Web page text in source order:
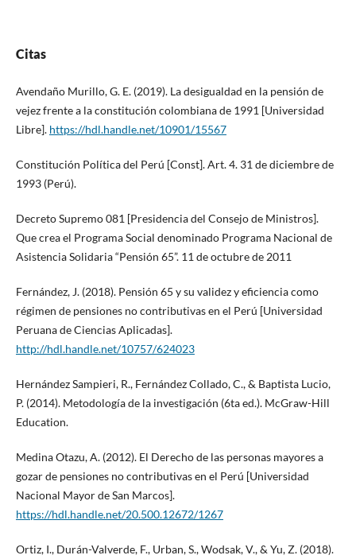
Citas
Avendaño Murillo, G. E. (2019). La desigualdad en la pensión de
vejez frente a la constitución colombiana de 1991 [Universidad
Libre]. https://hdl.handle.net/10901/15567
Constitución Política del Perú [Const]. Art. 4. 31 de diciembre de
1993 (Perú).
Decreto Supremo 081 [Presidencia del Consejo de Ministros].
Que crea el Programa Social denominado Programa Nacional de
Asistencia Solidaria “Pensión 65”. 11 de octubre de 2011
Fernández, J. (2018). Pensión 65 y su validez y eficiencia como
régimen de pensiones no contributivas en el Perú [Universidad
Peruana de Ciencias Aplicadas].
http://hdl.handle.net/10757/624023
Hernández Sampieri, R., Fernández Collado, C., & Baptista Lucio,
P. (2014). Metodología de la investigación (6ta ed.). McGraw-Hill
Education.
Medina Otazu, A. (2012). El Derecho de las personas mayores a
gozar de pensiones no contributivas en el Perú [Universidad
Nacional Mayor de San Marcos].
https://hdl.handle.net/20.500.12672/1267
Ortiz, I., Durán-Valverde, F., Urban, S., Wodsak, V., & Yu, Z. (2018).